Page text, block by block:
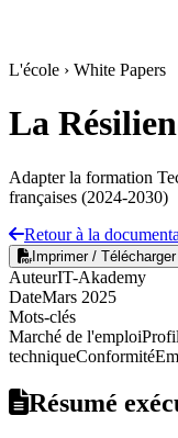
L'école › White Papers
La
Adapter la formation
françaises (2024-2030)
Retour à la
Imprimer /
AuteurIT-Akademy
DateMars 2025
Mots-clés
Marché de l'emploi
techniqueConformité
Résumé